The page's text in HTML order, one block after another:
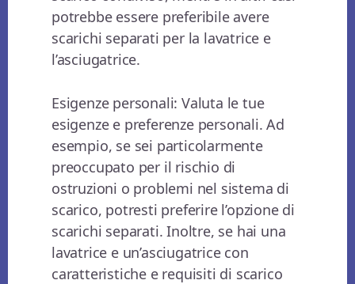
potrebbe essere preferibile avere
scarichi separati per la lavatrice e
l’asciugatrice.
Esigenze personali: Valuta le tue
esigenze e preferenze personali. Ad
esempio, se sei particolarmente
preoccupato per il rischio di
ostruzioni o problemi nel sistema di
scarico, potresti preferire l’opzione di
scarichi separati. Inoltre, se hai una
lavatrice e un’asciugatrice con
caratteristiche e requisiti di scarico